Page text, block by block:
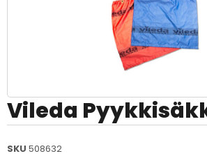
Vileda
SKU 508632